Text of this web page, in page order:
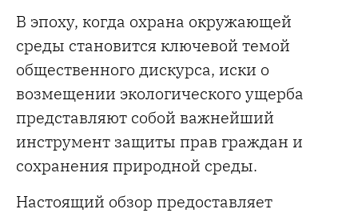
В эпоху, когда охрана окружающей
среды становится ключевой темой
общественного дискурса, иски о
возмещении экологического ущерба
представляют собой важнейший
инструмент защиты прав граждан и
сохранения природной среды.
Настоящий обзор предоставляет